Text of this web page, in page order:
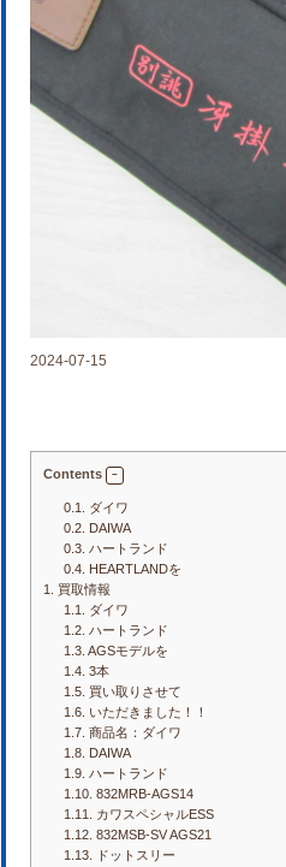
2024-07-15
Contents
0.1.
ダイワ
0.2.
DAIWA
0.3. ハートランド
0.4.
HEARTLANDを
1.
買取情報
1.1.
ダイワ
1.2. ハートランド
1.3. AGSモデルを
1.4. 3本
1.5. 買い取りさせて
1.6. いただきました！！
1.7. 商品名：ダイワ
1.8.
DAIWA
1.9. ハートランド
1.10. 832MRB-AGS14
1.11.
カワスペシャルESS
1.12. 832MSB-SV AGS21
1.13.
ドットスリー